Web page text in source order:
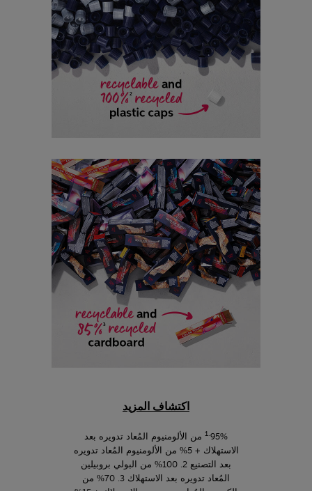
اكتشاف المزيد
1. 95% من الألومنيوم المُعاد تدويره بعد
الاستهلاك + 5% من الألومنيوم المُعاد تدويره
بعد التصنيع 2. 100% من البولي بروبيلين
المُعاد تدويره بعد الاستهلاك 3. 70% من